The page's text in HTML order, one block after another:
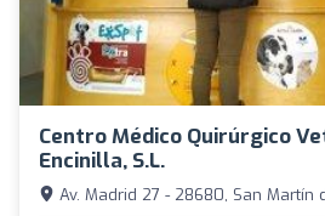
Centro Médico Quirúrgico
Encinilla, S.L.
Av. Madrid 27 - 28680, San Martín